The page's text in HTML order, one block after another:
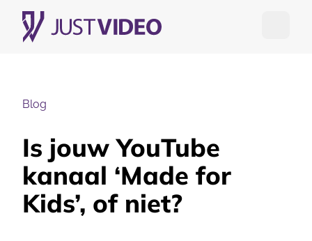
Blog
Is jouw YouTube
kanaal ‘Made for
Kids’, of niet?